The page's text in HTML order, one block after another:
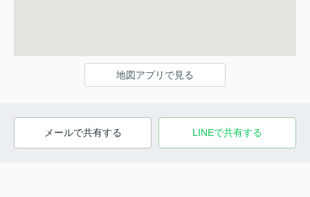
地図アプリで見る
メールで共有する LINEで共有する